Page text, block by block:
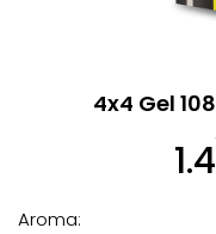
4x4 Gel
Aroma: